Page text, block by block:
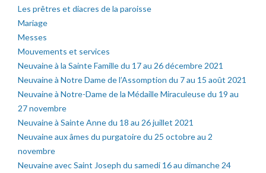
Les prêtres et diacres de la paroisse
Mariage
Messes
Mouvements et services
Neuvaine à la Sainte Famille du 17 au 26 décembre 2021
Neuvaine à Notre Dame de l’Assomption du 7 au 15 août 2021
Neuvaine à Notre-Dame de la Médaille Miraculeuse du 19 au
27 novembre
Neuvaine à Sainte Anne du 18 au 26 juillet 2021
Neuvaine aux âmes du purgatoire du 25 octobre au 2
novembre
Neuvaine avec Saint Joseph du samedi 16 au dimanche 24